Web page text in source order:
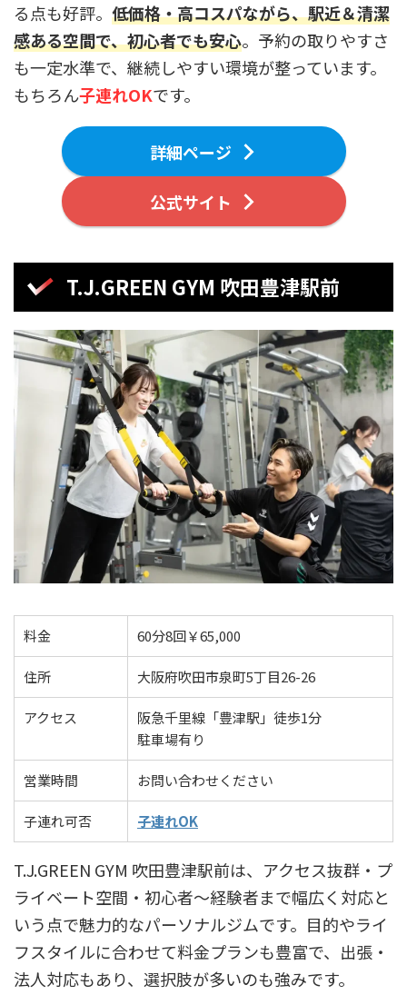
る点も好評。 低価格・高コスパながら、駅近＆清潔
感ある空間で、初心者でも安心。予約の取りやすさ
も一定水準で、継続しやすい環境が整っています。
もちろん子連れOKです。
詳細ページ
公式サイト
T.J.GREEN GYM 吹田豊津駅前
料金 60分8回￥65,000
住所 大阪府吹田市泉町5丁目26-26
アクセス
阪急千里線「豊津駅」徒歩1分
駐車場有り
営業時間 お問い合わせください
子連れ可否 子連れOK
T.J.GREEN GYM 吹田豊津駅前は、アクセス抜群・プ
ライベート空間・初心者〜経験者まで幅広く対応と
いう点で魅力的なパーソナルジムです。目的やライ
フスタイルに合わせて料金プランも豊富で、出張・
法人対応もあり、選択肢が多いのも強みです。